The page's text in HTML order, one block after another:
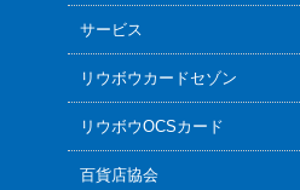
サービス
リウボウカードセゾン
リウボウOCSカード
百貨店協会